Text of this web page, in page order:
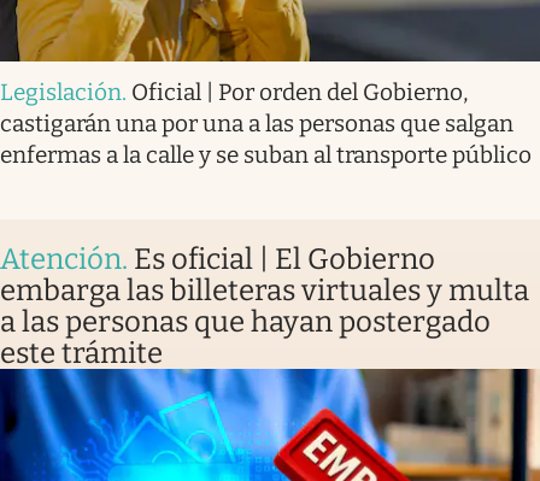
Legislación. Oficial | Por orden del Gobierno,
castigarán una por una a las personas que salgan
enfermas a la calle y se suban al transporte público
Atención. Es oficial | El Gobierno
embarga las billeteras virtuales y multa
a las personas que hayan postergado
este trámite